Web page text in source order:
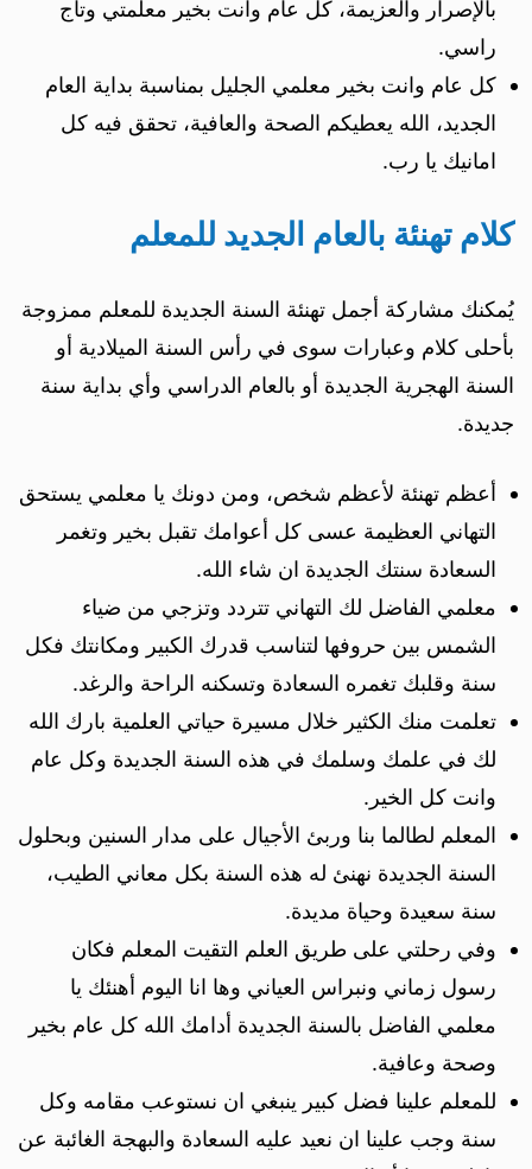
بالإصرار والعزيمة، كل عام وانت بخير معلمتي وتاج
راسي.
كل عام وانت بخير معلمي الجليل بمناسبة بداية العام
الجديد، الله يعطيكم الصحة والعافية، تحقق فيه كل
امانيك يا رب.
كلام تهنئة بالعام الجديد للمعلم
يُمكنك مشاركة أجمل تهنئة السنة الجديدة للمعلم ممزوجة
بأحلى كلام وعبارات سوى في رأس السنة الميلادية أو
السنة الهجرية الجديدة أو بالعام الدراسي وأي بداية سنة
جديدة.
أعظم تهنئة لأعظم شخص، ومن دونك يا معلمي يستحق
التهاني العظيمة عسى كل أعوامك تقبل بخير وتغمر
السعادة سنتك الجديدة ان شاء الله.
معلمي الفاضل لك التهاني تتردد وتزجي من ضياء
الشمس بين حروفها لتناسب قدرك الكبير ومكانتك فكل
سنة وقلبك تغمره السعادة وتسكنه الراحة والرغد.
تعلمت منك الكثير خلال مسيرة حياتي العلمية بارك الله
لك في علمك وسلمك في هذه السنة الجديدة وكل عام
وانت كل الخير.
المعلم لطالما بنا وربئ الأجيال على مدار السنين وبحلول
السنة الجديدة نهنئ له هذه السنة بكل معاني الطيب،
سنة سعيدة وحياة مديدة.
وفي رحلتي على طريق العلم التقيت المعلم فكان
رسول زماني ونبراس العياني وها انا اليوم أهنئك يا
معلمي الفاضل بالسنة الجديدة أدامك الله كل عام بخير
وصحة وعافية.
للمعلم علينا فضل كبير ينبغي ان نستوعب مقامه وكل
سنة وجب علينا ان نعيد عليه السعادة والبهجة الغائبة عن